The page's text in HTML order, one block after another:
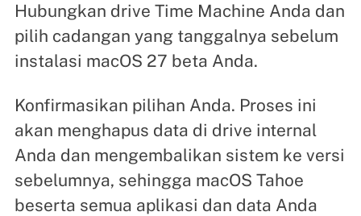
Hubungkan drive Time Machine Anda dan
pilih cadangan yang tanggalnya sebelum
instalasi macOS 27 beta Anda.
Konfirmasikan pilihan Anda. Proses ini
akan menghapus data di drive internal
Anda dan mengembalikan sistem ke versi
sebelumnya, sehingga macOS Tahoe
beserta semua aplikasi dan data Anda